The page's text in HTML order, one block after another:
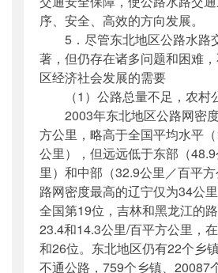
序、安全、高效的方向发展。
5．尽管东北地区公路水路
著，但仍存在诸多问题和困难
区经济社会发展的需要
（1）公路总量不足，农村
2003年东北地区公路网密
方公里，略高于全国平均水平
公里），但远远低于东部（
里）和中部（32.9公里／百平
路网密度最高的辽宁仅为34公
全国第19位，吉林和黑龙江的
23.4和14.3公里/百平方公里，
和26位。东北地区仍有22个乡
不通公路，759个乡镇、20087